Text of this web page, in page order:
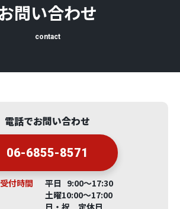
問い合わせ
contact
電話でお問い合わせ
06-6855-8571
受付時間
平日 9:00～17:30
土曜10:00～17:00
日・祝 定休日